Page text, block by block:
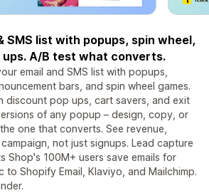
SMS list with popups, spin wheel,
ups. A/B test what converts.
email and SMS list with popups,
bars, and spin wheel games.
discount pop ups, cart savers, and exit
of any popup – design, copy, or
one that converts. See revenue,
not just signups. Lead capture
Shop's 100M+ users save emails for
to Shopify Email, Klaviyo, and Mailchimp.